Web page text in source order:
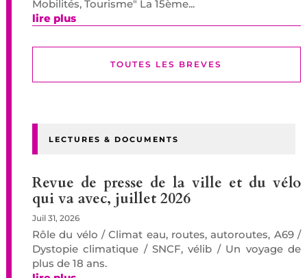
Mobilités, Tourisme" La 15ème...
lire plus
TOUTES LES BREVES
LECTURES & DOCUMENTS
Revue de presse de la ville et du vélo
qui va avec, juillet 2026
Juil 31, 2026
Rôle du vélo / Climat eau, routes, autoroutes, A69 /
Dystopie climatique / SNCF, vélib / Un voyage de
plus de 18 ans.